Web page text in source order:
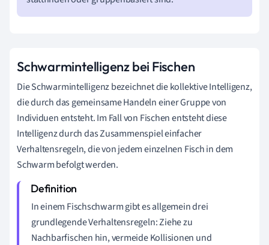
Schwarmintelligenz bei Fischen
Die Schwarmintelligenz bezeichnet die kollektive Intelligenz,
die durch das gemeinsame Handeln einer Gruppe von
Individuen entsteht. Im Fall von Fischen entsteht diese
Intelligenz durch das Zusammenspiel einfacher
Verhaltensregeln, die von jedem einzelnen Fisch in dem
Schwarm befolgt werden.
In einem Fischschwarm gibt es allgemein drei
grundlegende Verhaltensregeln: Ziehe zu
Nachbarfischen hin, vermeide Kollisionen und